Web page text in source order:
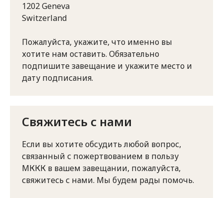
1202 Geneva
Switzerland
Пожалуйста, укажите, что именно вы
хотите нам оставить. Обязательно
подпишите завещание и укажите место и
дату подписания.
Свяжитесь с нами
Если вы хотите обсудить любой вопрос,
связанный с пожертвованием в пользу
МККК в вашем завещании, пожалуйста,
свяжитесь с нами. Мы будем рады помочь.